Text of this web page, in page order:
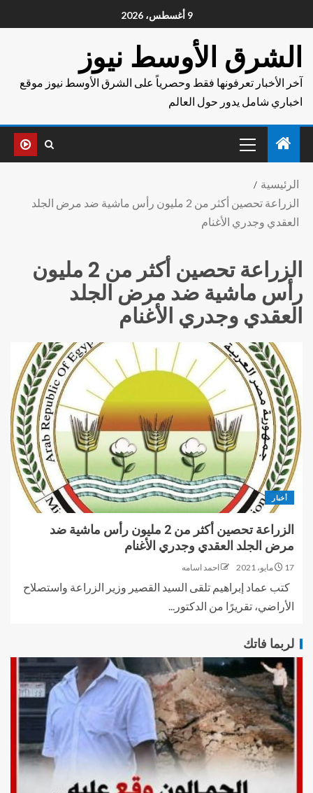
9 أغسطس، 2026
الشرق الأوسط نيوز
آخر الأخبار تعرفونها فقط وحصرياً على الشرق الأوسط نيوز موقع
اخباري شامل يدور حول العالم
الرئيسية
الزراعة تحصين أكثر من 2 مليون رأس ماشية ضد مرض الجلد
العقدي وجدري الأغنام
الزراعة تحصين أكثر من 2 مليون
رأس ماشية ضد مرض الجلد
العقدي وجدري الأغنام
أخبار
الزراعة تحصين أكثر من 2 مليون رأس ماشية ضد
مرض الجلد العقدي وجدري الأغنام
17 مايو، 2021 احمد اسامه
كتب عماد إبراهيم تلقى السيد القصير وزير الزراعة واستصلاح
الأراضي، تقريرًا من الدكتور...
لربما فاتك